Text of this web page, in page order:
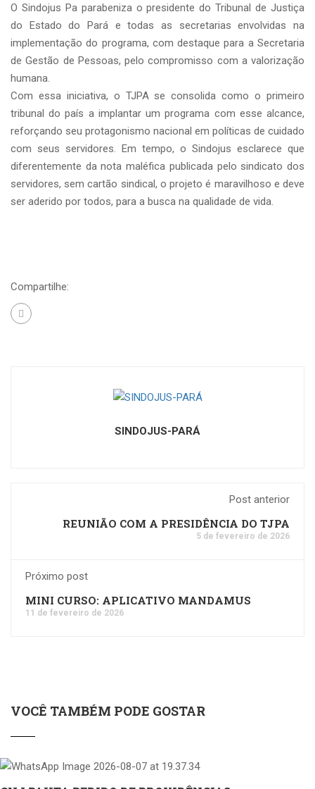
O Sindojus Pa parabeniza o presidente do Tribunal de Justiça
do Estado do Pará e todas as secretarias envolvidas na
implementação do programa, com destaque para a Secretaria
de Gestão de Pessoas, pelo compromisso com a valorização
humana.
Com essa iniciativa, o TJPA se consolida como o primeiro
tribunal do país a implantar um programa com esse alcance,
reforçando seu protagonismo nacional em políticas de cuidado
com seus servidores. Em tempo, o Sindojus esclarece que
diferentemente da nota maléfica publicada pelo sindicato dos
servidores, sem cartão sindical, o projeto é maravilhoso e deve
ser aderido por todos, para a busca na qualidade de vida.
Compartilhe:
SINDOJUS-PARÁ
Post anterior
REUNIÃO COM A PRESIDÊNCIA DO TJPA
5 de fevereiro de 2026
Próximo post
MINI CURSO: APLICATIVO MANDAMUS
11 de fevereiro de 2026
VOCÊ TAMBÉM PODE GOSTAR